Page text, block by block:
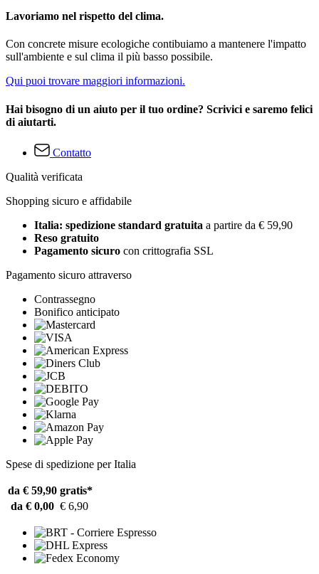
Lavoriamo nel rispetto del clima.
Con concrete misure ecologiche contibuiamo a mantenere l'impatto
sull'ambiente e sul clima il più basso possibile.
Qui puoi trovare maggiori informazioni.
Hai bisogno di un aiuto per il tuo ordine? Scrivici e saremo felici
di aiutarti.
Contatto
Qualità verificata
Shopping sicuro e affidabile
Italia: spedizione standard gratuita a partire da € 59,90
Reso gratuito
Pagamento sicuro con crittografia SSL
Pagamento sicuro attraverso
Contrassegno
Bonifico anticipato
Spese di spedizione per Italia
da € 59,90 gratis*
da € 0,00 € 6,90